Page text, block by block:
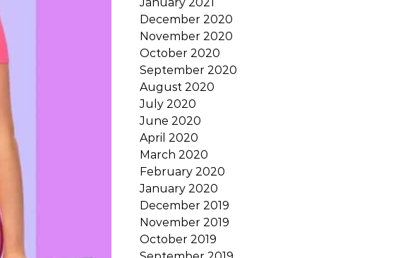
December 2020
November 2020
October 2020
September 2020
August 2020
July 2020
June 2020
April 2020
March 2020
February 2020
January 2020
December 2019
November 2019
October 2019